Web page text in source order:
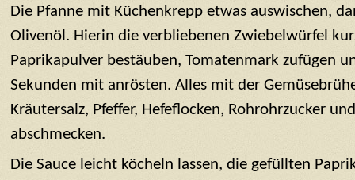
Die Pfanne mit Küchenkrepp etwas auswischen,
Olivenöl. Hierin die verbliebenen Zwiebelwürfel
Paprikapulver bestäuben, Tomatenmark zufügen
Sekunden mit anrösten. Alles mit der
Kräutersalz, Pfeffer, Hefeflocken, Rohrohrzucker
abschmecken.
Die Sauce leicht köcheln lassen, die gefüllten